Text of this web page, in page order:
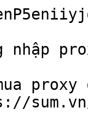
nhập
proxy
sum.vn/